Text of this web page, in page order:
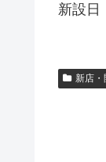
新設日
新店・